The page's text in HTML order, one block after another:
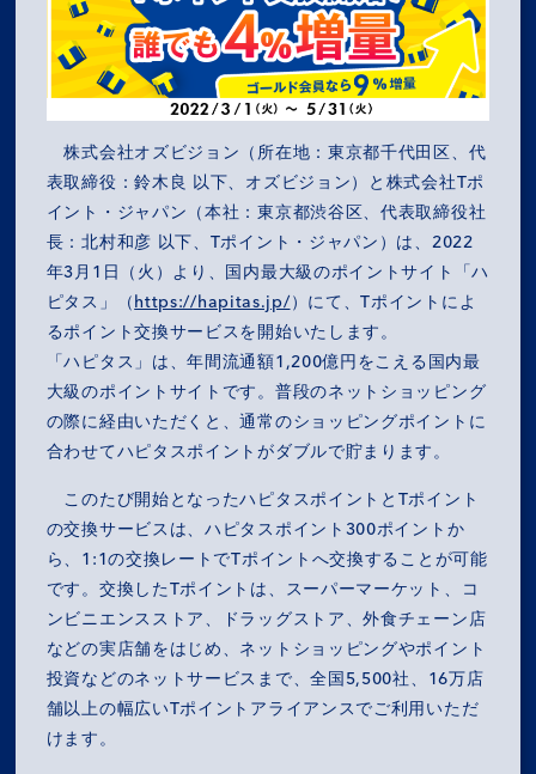
株式会社オズビジョン（所在地：東京都千代田区、代
表取締役：鈴木良 以下、オズビジョン）と株式会社Tポ
イント・ジャパン（本社：東京都渋谷区、代表取締役社
長：北村和彦 以下、Tポイント・ジャパン）は、2022
年3月1日（火）より、国内最大級のポイントサイト「ハ
ピタス」（ https://hapitas.jp/ ）にて、Tポイントによ
るポイント交換サービスを開始いたします。
「ハピタス」は、年間流通額1,200億円をこえる国内最
大級のポイントサイトです。普段のネットショッピング
の際に経由いただくと、通常のショッピングポイントに
合わせてハピタスポイントがダブルで貯まります。
このたび開始となったハピタスポイントとTポイント
の交換サービスは、ハピタスポイント300ポイントか
ら、1:1の交換レートでTポイントへ交換することが可能
です。交換したTポイントは、スーパーマーケット、コ
ンビニエンスストア、ドラッグストア、外食チェーン店
などの実店舗をはじめ、ネットショッピングやポイント
投資などのネットサービスまで、全国5,500社、16万店
舗以上の幅広いTポイントアライアンスでご利用いただ
けます。